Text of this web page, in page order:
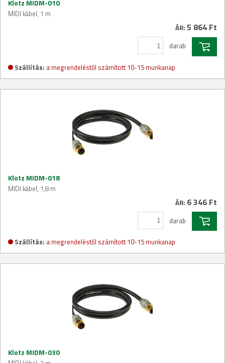
Klotz MIDM-010
MIDI kábel, 1 m
ÁR: 5 864 Ft
darab
Szállítás: a megrendeléstől számított 10-15 munkanap
Klotz MIDM-018
MIDI kábel, 1,8 m
ÁR: 6 346 Ft
darab
Szállítás: a megrendeléstől számított 10-15 munkanap
Klotz MIDM-030